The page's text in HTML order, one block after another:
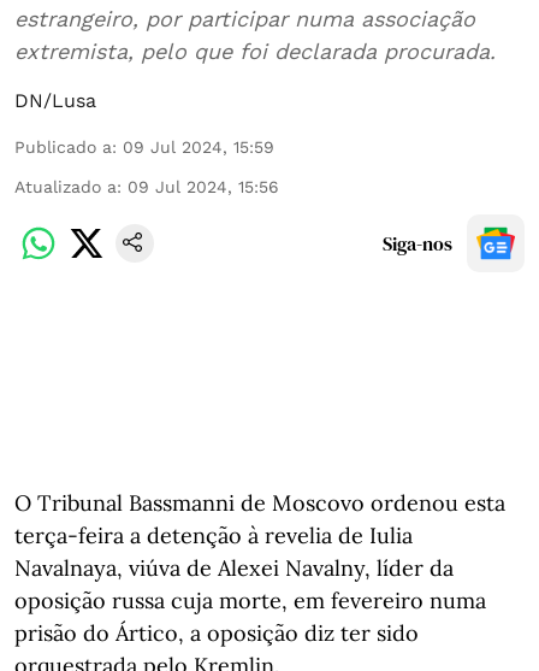
estrangeiro, por participar numa associação
extremista, pelo que foi declarada procurada.
DN/Lusa
Publicado a: 09 Jul 2024, 15:59
Atualizado a: 09 Jul 2024, 15:56
Siga-nos
O Tribunal Bassmanni de Moscovo ordenou esta
terça-feira a detenção à revelia de Iulia
Navalnaya, viúva de Alexei Navalny, líder da
oposição russa cuja morte, em fevereiro numa
prisão do Ártico, a oposição diz ter sido
orquestrada pelo Kremlin.